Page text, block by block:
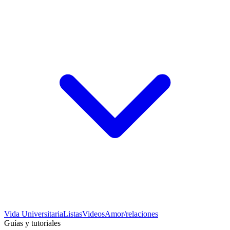
Vida UniversitariaListasVideosAmor/relaciones
Guías y tutoriales